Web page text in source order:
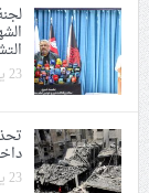
23 يونيو 2026
23 يونيو 2026